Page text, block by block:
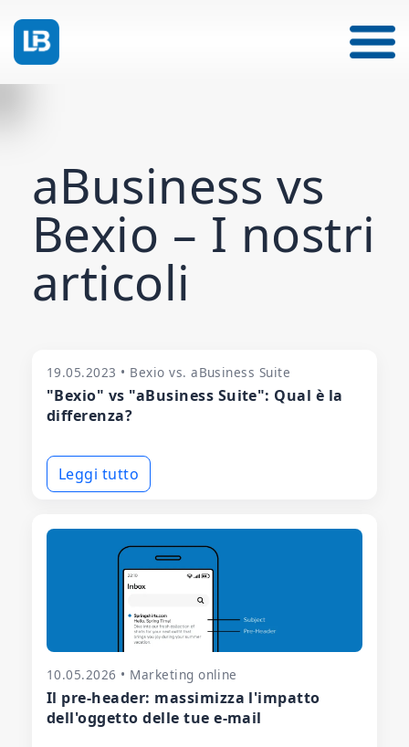
aBusiness vs
Bexio – I nostri
articoli
19.05.2023 • Bexio vs. aBusiness Suite
"Bexio" vs "aBusiness Suite": Qual è la
differenza?
Leggi tutto
10.05.2026 • Marketing online
Il pre-header: massimizza l'impatto
dell'oggetto delle tue e-mail